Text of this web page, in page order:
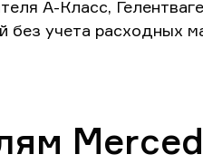
А-Класс,
без учета расходных